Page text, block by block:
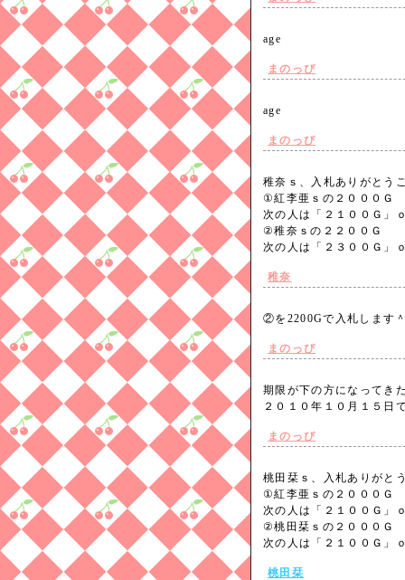
age
まのっぴ
age
まのっぴ
稚奈ｓ、入札ありがとう
①紅李亜ｓの２０００Ｇ
次の人は「２１００Ｇ」
②稚奈ｓの２２００Ｇ
次の人は「２３００Ｇ
稚奈
②を2200Gで入札しま
まのっぴ
期限が下の方になってき
２０１０年１０月１５
まのっぴ
桃田栞ｓ、入札ありがと
①紅李亜ｓの２０００Ｇ
次の人は「２１００Ｇ」
②桃田栞ｓの２０００Ｇ
次の人は「２１００Ｇ
桃田栞